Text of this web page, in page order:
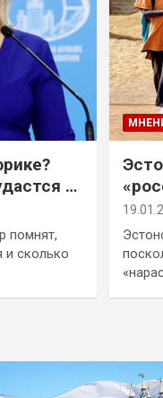
—
помнят,
и сколько